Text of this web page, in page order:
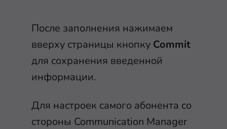
После заполнения нажимаем
вверху страницы кнопку Commit
для сохранения введенной
информации.
Для настроек самого абонента со
стороны Communication Manager